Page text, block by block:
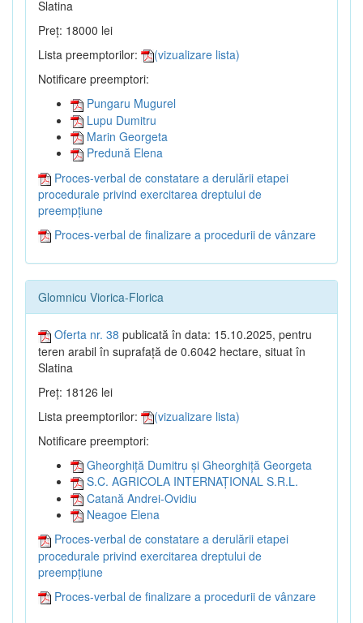
Slatina
Preț: 18000 lei
Lista preemptorilor:
(vizualizare lista)
Notificare preemptori:
Pungaru Mugurel
Lupu Dumitru
Marin Georgeta
Predună Elena
Proces-verbal de constatare a derulării etapei
procedurale privind exercitarea dreptului de
preempțiune
Proces-verbal de finalizare a procedurii de vânzare
Glomnicu Viorica-Florica
Oferta nr. 38 publicată în data: 15.10.2025, pentru
teren arabil în suprafață de 0.6042 hectare, situat în
Slatina
Preț: 18126 lei
Lista preemptorilor:
(vizualizare lista)
Notificare preemptori:
Gheorghiță Dumitru și Gheorghiță Georgeta
S.C. AGRICOLA INTERNAȚIONAL S.R.L.
Catană Andrei-Ovidiu
Neagoe Elena
Proces-verbal de constatare a derulării etapei
procedurale privind exercitarea dreptului de
preempțiune
Proces-verbal de finalizare a procedurii de vânzare